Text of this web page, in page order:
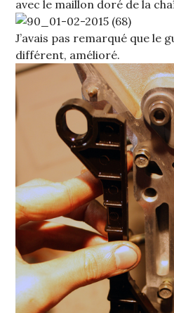
avec le maillon doré de la
J’avais pas remarqué que le
différent, amélioré.